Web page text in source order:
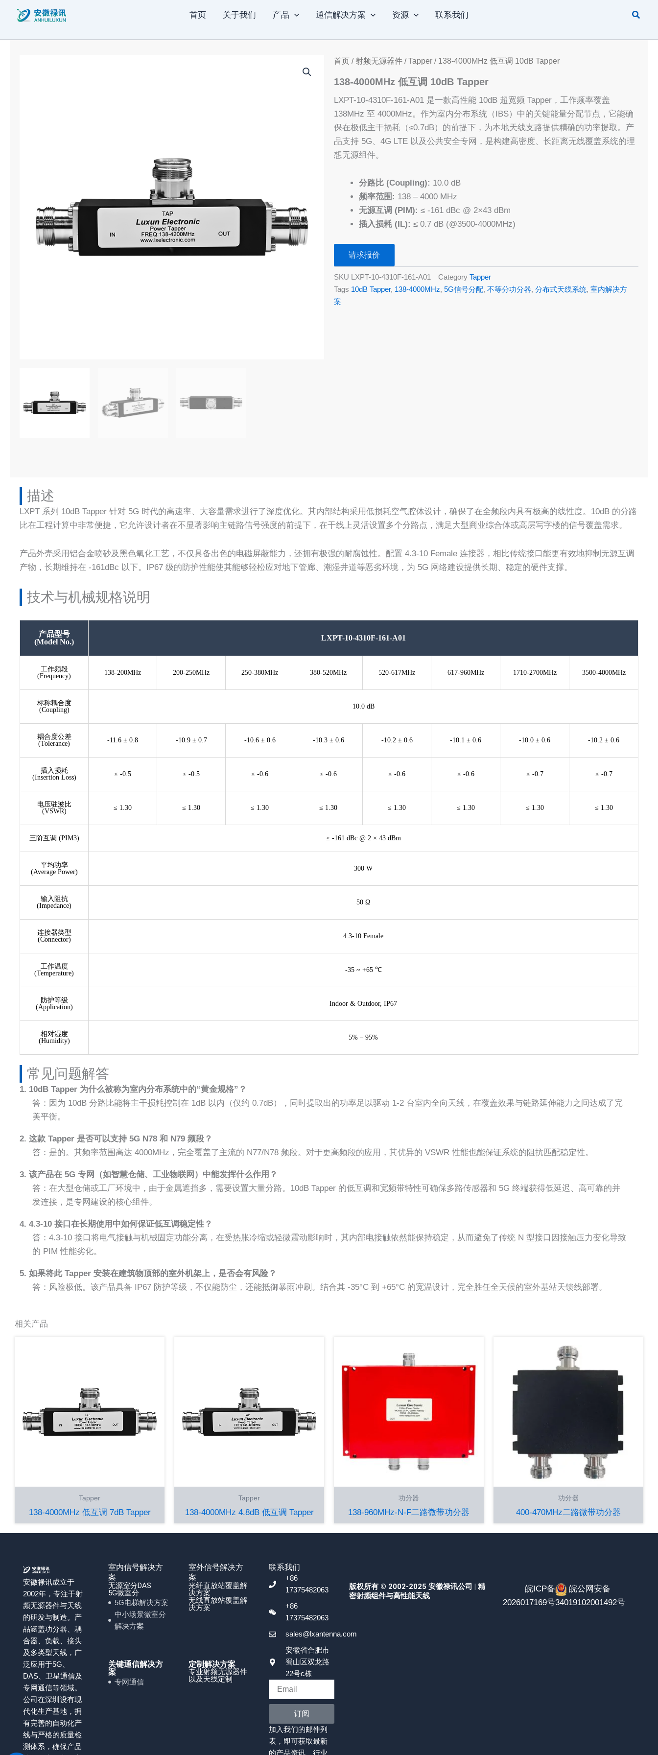
首页 关于我们 产品 通信解决方案 资源 联系我们
搜
首页 / 射频无源器件 /Tapper / 138-4000MHz 低互调 10dB Tapper
138-4000MHz 低互调 10dB Tapper
LXPT-10-4310F-161-A01 是一款高性能 10dB 超宽频 Tapper，工作频率覆盖
138MHz 至 4000MHz。作为室内分布系统（IBS）中的关键能量分配节点，它能确
保在极低主干损耗（≤0.7dB）的前提下，为本地天线支路提供精确的功率提取。产
品支持 5G、4G LTE 以及公共安全专网，是构建高密度、长距离无线覆盖系统的理
想无源组件。
分路比 (Coupling): 10.0 dB
频率范围: 138 – 4000 MHz
无源互调 (PIM): ≤ -161 dBc @ 2×43 dBm
插入损耗 (IL): ≤ 0.7 dB (@3500-4000MHz)
请求报价
SKU LXPT-10-4310F-161-A01 Category Tapper
Tags 10dB Tapper, 138-4000MHz, 5G信号分配, 不等分功分器, 分布式天线系统, 室内解决方
案
描述​
LXPT 系列 10dB Tapper 针对 5G 时代的高速率、大容量需求进行了深度优化。其内部结构采用低损耗空气腔体设计，确保了在全频段内具有极高的线性度。10dB 的分路
比在工程计算中非常便捷，它允许设计者在不显著影响主链路信号强度的前提下，在干线上灵活设置多个分路点，满足大型商业综合体或高层写字楼的信号覆盖需求。
产品外壳采用铝合金喷砂及黑色氧化工艺，不仅具备出色的电磁屏蔽能力，还拥有极强的耐腐蚀性。配置 4.3-10 Female 连接器，相比传统接口能更有效地抑制无源互调
产物，长期维持在 -161dBc 以下。IP67 级的防护性能使其能够轻松应对地下管廊、潮湿井道等恶劣环境，为 5G 网络建设提供长期、稳定的硬件支撑。
技术与机械规格说明
产品型号
(Model No.)
LXPT-10-4310F-161-A01
工作频段
(Frequency)
138-200MHz 200-250MHz 250-380MHz 380-520MHz 520-617MHz 617-960MHz 1710-2700MHz 3500-4000MHz
标称耦合度
(Coupling)
10.0 dB
耦合度公差
(Tolerance)
-11.6 ± 0.8 -10.9 ± 0.7 -10.6 ± 0.6 -10.3 ± 0.6 -10.2 ± 0.6 -10.1 ± 0.6 -10.0 ± 0.6 -10.2 ± 0.6
插入损耗
(Insertion Loss)
≤ -0.5 ≤ -0.5 ≤ -0.6 ≤ -0.6 ≤ -0.6 ≤ -0.6 ≤ -0.7 ≤ -0.7
电压驻波比
(VSWR)
≤ 1.30 ≤ 1.30 ≤ 1.30 ≤ 1.30 ≤ 1.30 ≤ 1.30 ≤ 1.30 ≤ 1.30
三阶互调 (PIM3) ≤ -161 dBc @ 2 × 43 dBm
平均功率
(Average Power)
300 W
输入阻抗
(Impedance)
50 Ω
连接器类型
(Connector)
4.3-10 Female
工作温度
(Temperature)
-35 ~ +65 ℃
防护等级
(Application)
Indoor & Outdoor, IP67
相对湿度
(Humidity)
5% – 95%
常见问题解答​
1. 10dB Tapper 为什么被称为室内分布系统中的“黄金规格”？
答：因为 10dB 分路比能将主干损耗控制在 1dB 以内（仅约 0.7dB），同时提取出的功率足以驱动 1-2 台室内全向天线，在覆盖效果与链路延伸能力之间达成了完
美平衡。
2. 这款 Tapper 是否可以支持 5G N78 和 N79 频段？
答：是的。其频率范围高达 4000MHz，完全覆盖了主流的 N77/N78 频段。对于更高频段的应用，其优异的 VSWR 性能也能保证系统的阻抗匹配稳定性。
3. 该产品在 5G 专网（如智慧仓储、工业物联网）中能发挥什么作用？
答：在大型仓储或工厂环境中，由于金属遮挡多，需要设置大量分路。10dB Tapper 的低互调和宽频带特性可确保多路传感器和 5G 终端获得低延迟、高可靠的并
发连接，是专网建设的核心组件。
4. 4.3-10 接口在长期使用中如何保证低互调稳定性？
答：4.3-10 接口将电气接触与机械固定功能分离，在受热胀冷缩或轻微震动影响时，其内部电接触依然能保持稳定，从而避免了传统 N 型接口因接触压力变化导致
的 PIM 性能劣化。
5. 如果将此 Tapper 安装在建筑物顶部的室外机架上，是否会有风险？
答：风险极低。该产品具备 IP67 防护等级，不仅能防尘，还能抵御暴雨冲刷。结合其 -35°C 到 +65°C 的宽温设计，完全胜任全天候的室外基站天馈线部署。
相关产品
Tapper
138-4000MHz 低互调 7dB Tapper
Tapper
138-4000MHz 4.8dB 低互调 Tapper
功分器
138-960MHz-N-F二路微带功分器
功分器
400-470MHz二路微带功分器
安徽禄讯成立于
2002年，专注于射
频无源器件与天线
的研发与制造。产
品涵盖功分器、耦
合器、负载、接头
及多类型天线，广
泛应用于5G、
DAS、卫星通信及
专网通信等领域。
公司在深圳设有现
代化生产基地，拥
有完善的自动化产
线与严格的质量检
测体系，确保产品
室内信号解决方
案
无源室分DAS
5G微室分
5G电梯解决方案
中小场景微室分
解决方案
关键通信解决方
案
专网通信
室外信号解决方
案
光纤直放站覆盖解
决方案
无线直放站覆盖解
决方案
定制解决方案
专业射频无源器件
以及天线定制
联系我们
+86
17375482063
+86
17375482063
sales@lxantenna.com
安徽省合肥市
蜀山区双龙路
22号c栋
订阅
加入我们的邮件列
表，即可获取最新
的产品资讯、行业
版权所有 © 2002-2025 安徽禄讯公司 | 精
密射频组件与高性能天线
皖ICP备
2026017169号
皖公网安备
34019102001492号